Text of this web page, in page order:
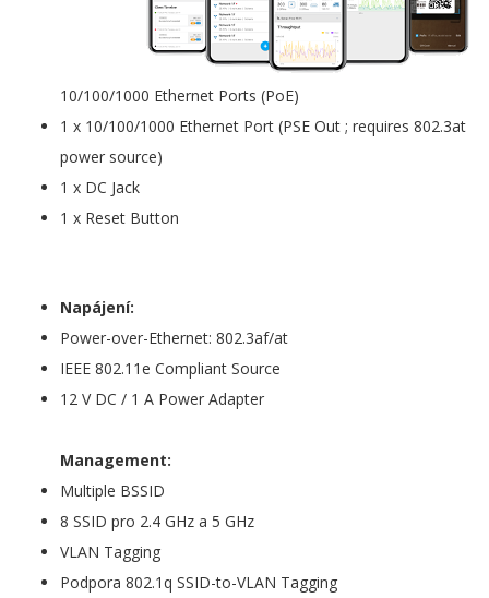
10/100/1000 Ethernet Ports (PoE)
1 x 10/100/1000 Ethernet Port (PSE Out ; requires 802.3at
power source)
1 x DC Jack
1 x Reset Button
Napájení:
Power-over-Ethernet: 802.3af/at
IEEE 802.11e Compliant Source
12 V DC / 1 A Power Adapter
Management:
Multiple BSSID
8 SSID pro 2.4 GHz a 5 GHz
VLAN Tagging
Podpora 802.1q SSID-to-VLAN Tagging